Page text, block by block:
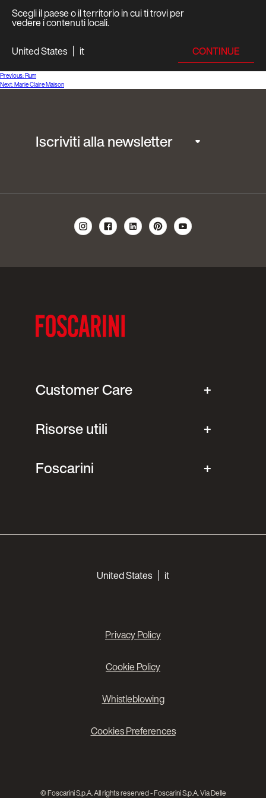
Scegli il paese o il territorio in cui ti trovi per
vedere i contenuti locali.
United States
it CONTINUE
Navigazione
articoli
Previous:Rum
Next:Marie Claire Maison
Iscriviti alla newsletter
Customer Care
Risorse utili
Foscarini
United States it
Privacy Policy
Cookie Policy
Whistleblowing
Cookies Preferences
© Foscarini S.p.A. All rights reserved - Foscarini S.p.A. Via Delle